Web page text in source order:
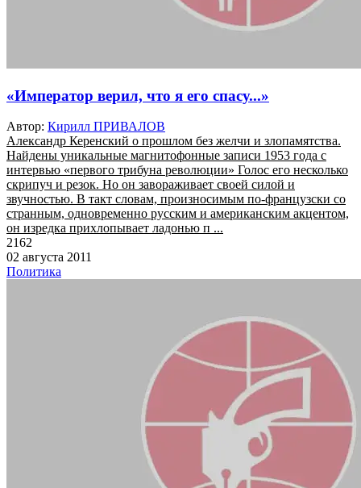
«Император верил, что я его спасу...»
Автор: Кирилл ПРИВАЛОВ
Александр Керенский о прошлом без желчи и злопамятства.
Найдены уникальные магнитофонные записи 1953 года с
интервью «первого трибуна революции» Голос его несколько
скрипуч и резок. Но он завораживает своей силой и
звучностью. В такт словам, произносимым по-французски со
странным, одновременно русским и американским акцентом,
он изредка прихлопывает ладонью п ...
2162
02 августа 2011
Политика